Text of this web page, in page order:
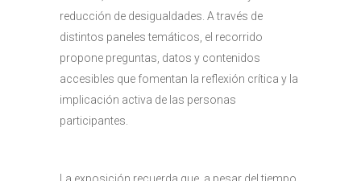
reducción de desigualdades. A través de
distintos paneles temáticos, el recorrido
propone preguntas, datos y contenidos
accesibles que fomentan la reflexión crítica y la
implicación activa de las personas
participantes.